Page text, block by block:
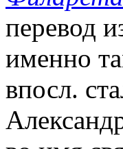
перевод
именно
впосл.